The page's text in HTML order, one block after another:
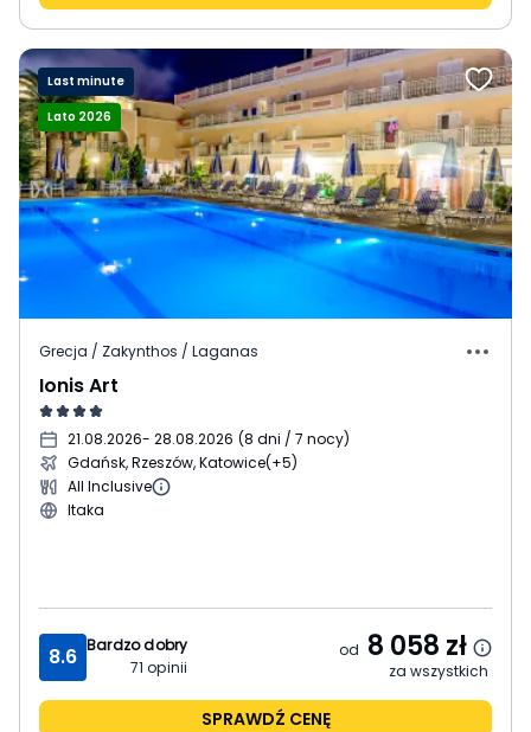
Last minute
Lato 2026
Grecja / Zakynthos / Laganas
Ionis Art
21.08.2026- 28.08.2026 (8 dni / 7 nocy)
Gdańsk, Rzeszów, Katowice(+5)
All Inclusive
Itaka
8.6 Bardzo dobry
71 opinii
od 8 058 zł
za wszystkich
SPRAWDŹ CENĘ